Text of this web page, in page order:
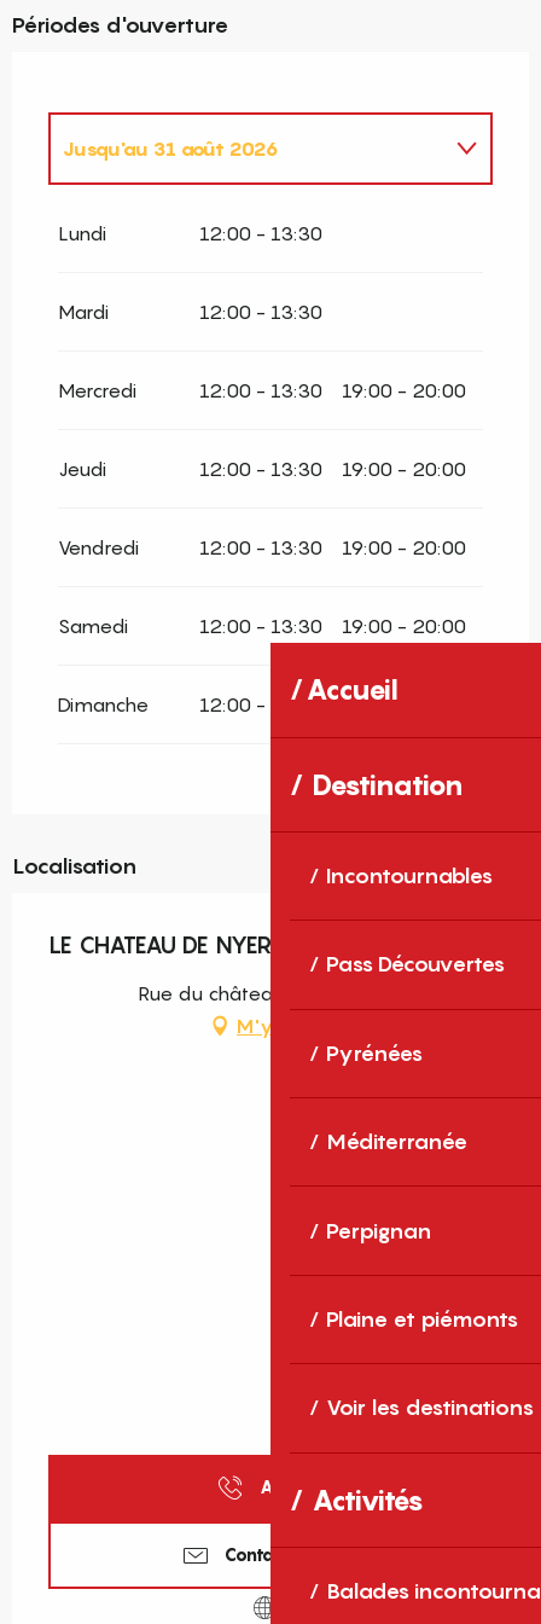
Accueil
Destination
Incontournables
Pass Découvertes
Pyrénées
Méditerranée
Perpignan
Plaine et piémonts
Voir les destinations
Activités
Balades
Périodes d'ouverture
Jusqu'au 31 août 2026
Lundi 12:00 - 13:30
Mardi 12:00 - 13:30
Mercredi 12:00 - 13:30 19:00 - 20:00
Jeudi 12:00 - 13:30 19:00 - 20:00
Vendredi 12:00 - 13:30 19:00 - 20:00
Samedi 12:00 - 13:30 19:00 - 20:00
Dimanche 12:00 - 13:30
Localisation
LE CHATEAU DE NYER
Rue du château, 66360 Nyer
M'y rendre
Appeler
Contactez-nous